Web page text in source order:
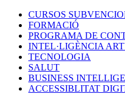
CURSOS
FORMACIÓ
PROGRAMA DE
INTEL·LIGÈNCIA
TECNOLOGIA
SALUT
BUSINESS
ACCESSIBLITAT